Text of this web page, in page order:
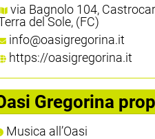
via Bagnolo 104,
del Sole, (FC)
info@oasigregorina.it
https://oasigregorina.it
Gregorina
Musica all’Oasi